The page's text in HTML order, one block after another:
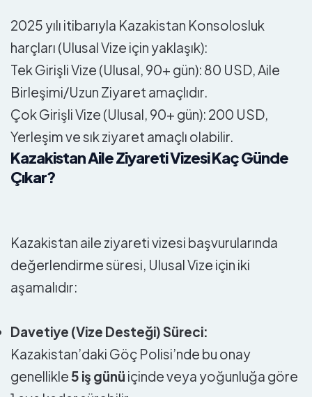
2025 yılı itibarıyla Kazakistan Konsolosluk
harçları (Ulusal Vize için yaklaşık):
Tek Girişli Vize (Ulusal, 90+ gün): 80 USD, Aile
Birleşimi/Uzun Ziyaret amaçlıdır.
Çok Girişli Vize (Ulusal, 90+ gün): 200 USD,
Yerleşim ve sık ziyaret amaçlı olabilir.
Kazakistan Aile Ziyareti Vizesi Kaç Günde
Çıkar?
Kazakistan aile ziyareti vizesi başvurularında
değerlendirme süresi, Ulusal Vize için iki
aşamalıdır:
Davetiye (Vize Desteği) Süreci:
Kazakistan’daki Göç Polisi’nde bu onay
genellikle5 iş günü içinde veya yoğunluğa göre